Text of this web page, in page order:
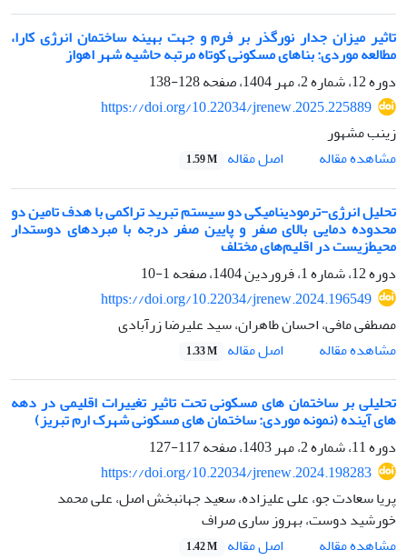
تاثیر میزان جدار نورگذر بر فرم و جهت بهینه ساختمان انرژی کارا،
مطالعه موردی: بناهای مسکونی کوتاه مرتبه حاشیه شهر اهواز
دوره 12، شماره 2، مهر 1404، صفحه
128-138
https://doi.org/10.22034/jrenew.2025.225889
زینب مشهور
مشاهده مقاله
اصل مقاله 1.59 M
تحلیل انرژی-ترمودینامیکی دو سیستم تبرید تراکمی با هدف تامین دو
محدوده دمایی بالای صفر و پایین صفر درجه با مبردهای دوستدار
محیط‌زیست در اقلیم‌های مختلف
دوره 12، شماره 1، فروردین 1404، صفحه
1-10
https://doi.org/10.22034/jrenew.2024.196549
مصطفی مافی، احسان طاهران، سید علیرضا زرآبادی
مشاهده مقاله
اصل مقاله 1.33 M
تحلیلی بر ساختمان های مسکونی تحت تاثیر تغییرات اقلیمی در دهه
های آینده (نمونه موردی: ساختمان های مسکونی شهرک ارم تبریز)
دوره 11، شماره 2، مهر 1403، صفحه
117-127
https://doi.org/10.22034/jrenew.2024.198283
پریا سعادت جو، علی علیزاده، سعید جهانبخش اصل، علی محمد
خورشید دوست، بهروز ساری صراف
مشاهده مقاله
اصل مقاله 1.42 M